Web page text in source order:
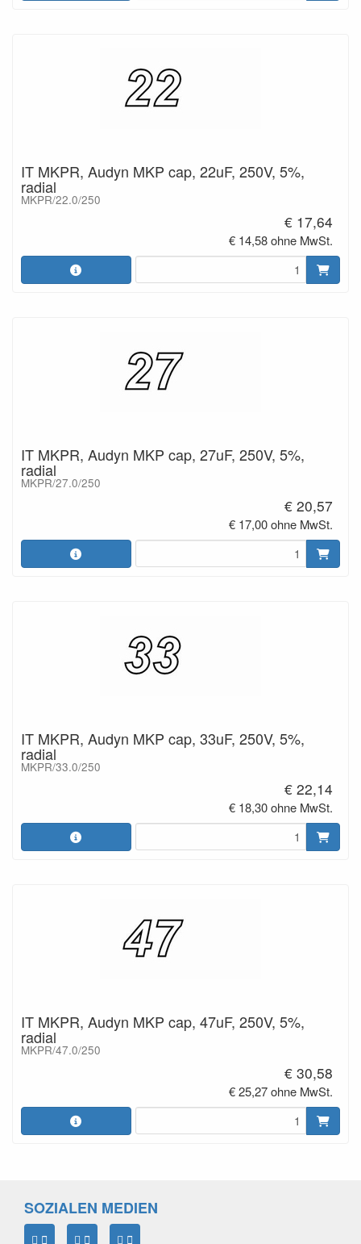
IT MKPR, Audyn MKP cap, 22uF, 250V, 5%,
radial
MKPR/22.0/250
€ 17,64
€ 14,58 ohne MwSt.
IT MKPR, Audyn MKP cap, 27uF, 250V, 5%,
radial
MKPR/27.0/250
€ 20,57
€ 17,00 ohne MwSt.
IT MKPR, Audyn MKP cap, 33uF, 250V, 5%,
radial
MKPR/33.0/250
€ 22,14
€ 18,30 ohne MwSt.
IT MKPR, Audyn MKP cap, 47uF, 250V, 5%,
radial
MKPR/47.0/250
€ 30,58
€ 25,27 ohne MwSt.
SOZIALEN MEDIEN